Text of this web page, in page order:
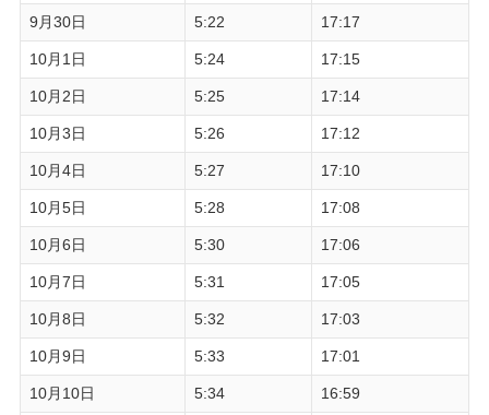
9月30日 5:22 17:17
10月1日 5:24 17:15
10月2日 5:25 17:14
10月3日 5:26 17:12
10月4日 5:27 17:10
10月5日 5:28 17:08
10月6日 5:30 17:06
10月7日 5:31 17:05
10月8日 5:32 17:03
10月9日 5:33 17:01
10月10日 5:34 16:59